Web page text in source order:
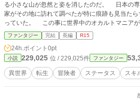
る小さな山が忽然と姿を消したのだ。 日本の専門家だけではなく海外の専門
家がその地に訪れて調べたが特に痕跡も見当た
っていた。 この事に世界中のオカルトマニアがSNSやら掲示板やらで『宇宙
人が攻めてくる前兆だ』だとか『ラグナロクが迫
くった。 そして、もう一つそのニュースを大きくさせる事実が明らかになっ
た。 山が消えた日の前日、ある二人の男女がその山でキャンプをしていたの
だ。そしてその二人も一緒に消えた。 この原因不明の事態に日本人のみならず
海外の人々をも驚嘆させた。
ファンタジー 完結 長編 R15
24h.ポイント 0pt
小説 229,025 位 / 229,025件 ファンタジー
異世界 転生 冒険者 ステータス スキ